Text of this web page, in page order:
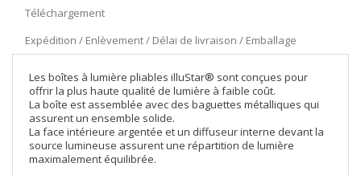
Téléchargement
Expédition / Enlèvement / Délai de livraison / Emballage
Les boîtes à lumière pliables illuStar® sont conçues pour
offrir la plus haute qualité de lumière à faible coût.
La boîte est assemblée avec des baguettes métalliques qui
assurent un ensemble solide.
La face intérieure argentée et un diffuseur interne devant la
source lumineuse assurent une répartition de lumière
maximalement équilibrée.